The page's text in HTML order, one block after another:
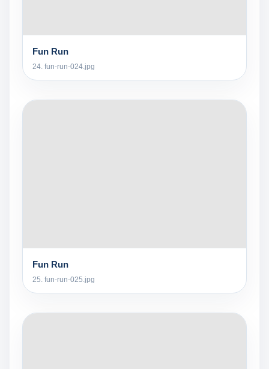
Fun Run
24. fun-run-024.jpg
Fun Run
25. fun-run-025.jpg